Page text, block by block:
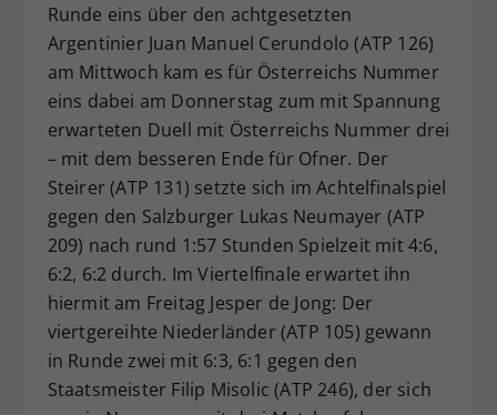
Runde eins über den achtgesetzten
Argentinier Juan Manuel Cerundolo (ATP 126)
am Mittwoch kam es für Österreichs Nummer
eins dabei am Donnerstag zum mit Spannung
erwarteten Duell mit Österreichs Nummer drei
– mit dem besseren Ende für Ofner. Der
Steirer (ATP 131) setzte sich im Achtelfinalspiel
gegen den Salzburger Lukas Neumayer (ATP
209) nach rund 1:57 Stunden Spielzeit mit 4:6,
6:2, 6:2 durch. Im Viertelfinale erwartet ihn
hiermit am Freitag Jesper de Jong: Der
viertgereihte Niederländer (ATP 105) gewann
in Runde zwei mit 6:3, 6:1 gegen den
Staatsmeister Filip Misolic (ATP 246), der sich